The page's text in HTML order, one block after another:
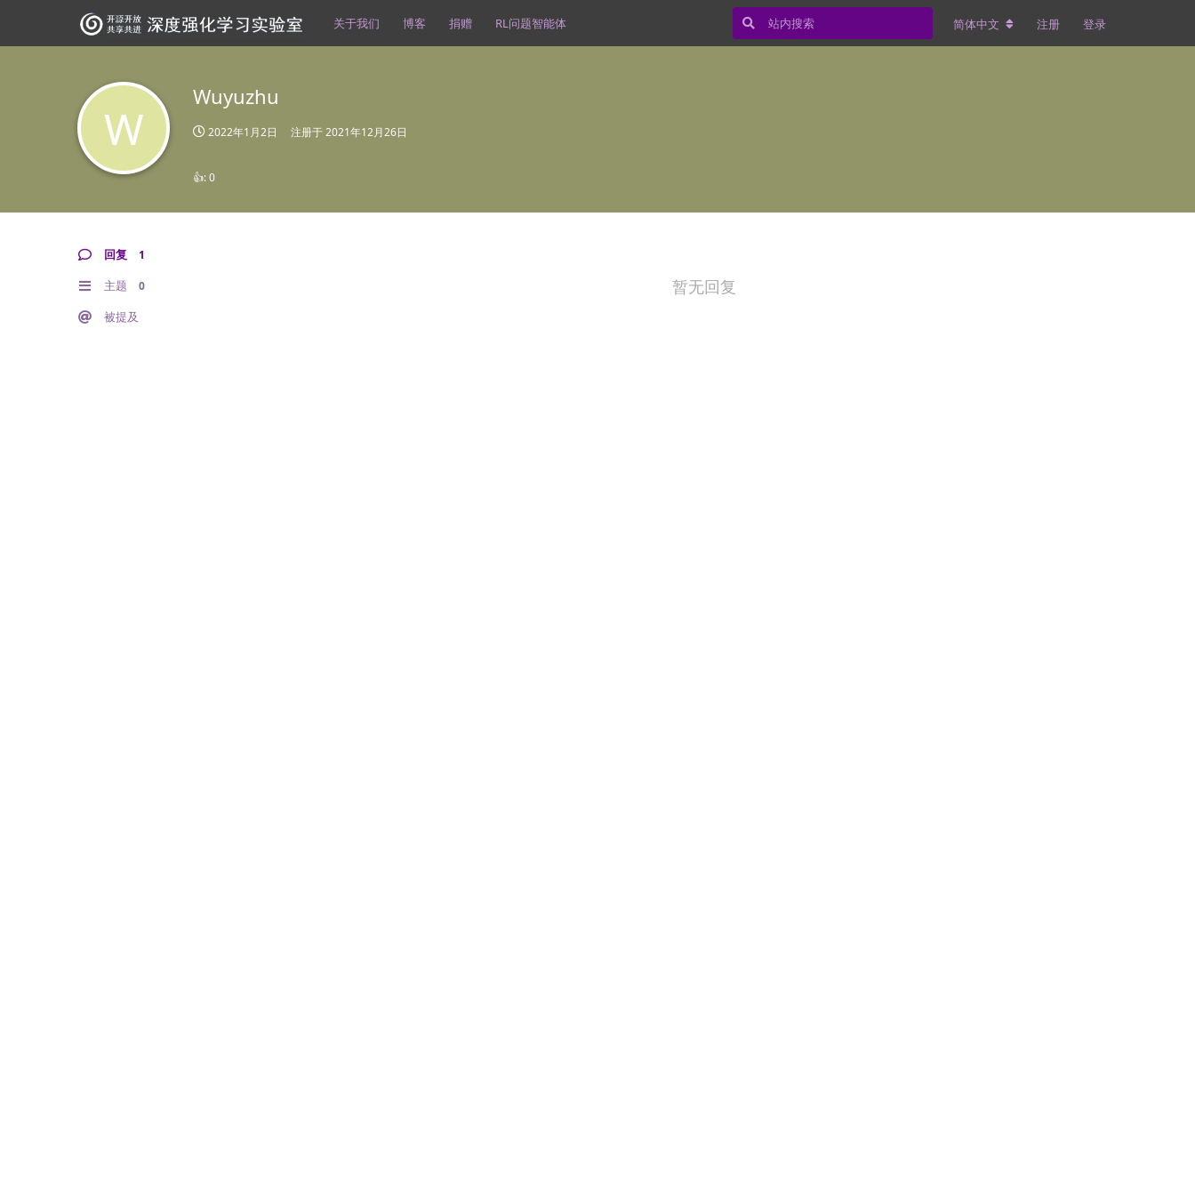
关于我们 博客 捐赠 RL问题智能体 简体中文 注册 登录
W
Wuyuzhu
2022年1月2日 注册于2021年12月26日
👍:0
回复 1
主题 0
被提及
暂无回复